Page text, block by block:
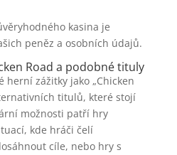
kasina je
peněz a osobních údajů.
Road a podobné tituly
herní zážitky jako „Chicken
titulů, které stojí
možnosti patří hry
kde hráči čelí
cíle, nebo hry s